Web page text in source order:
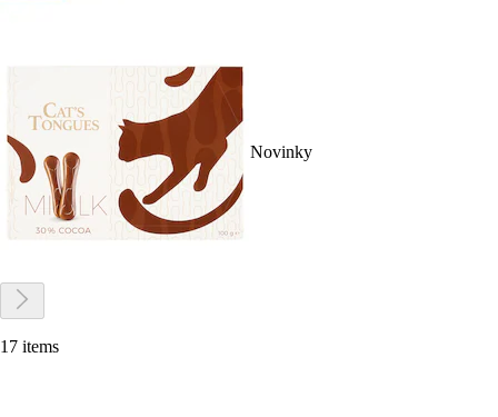
Novinky
17 items